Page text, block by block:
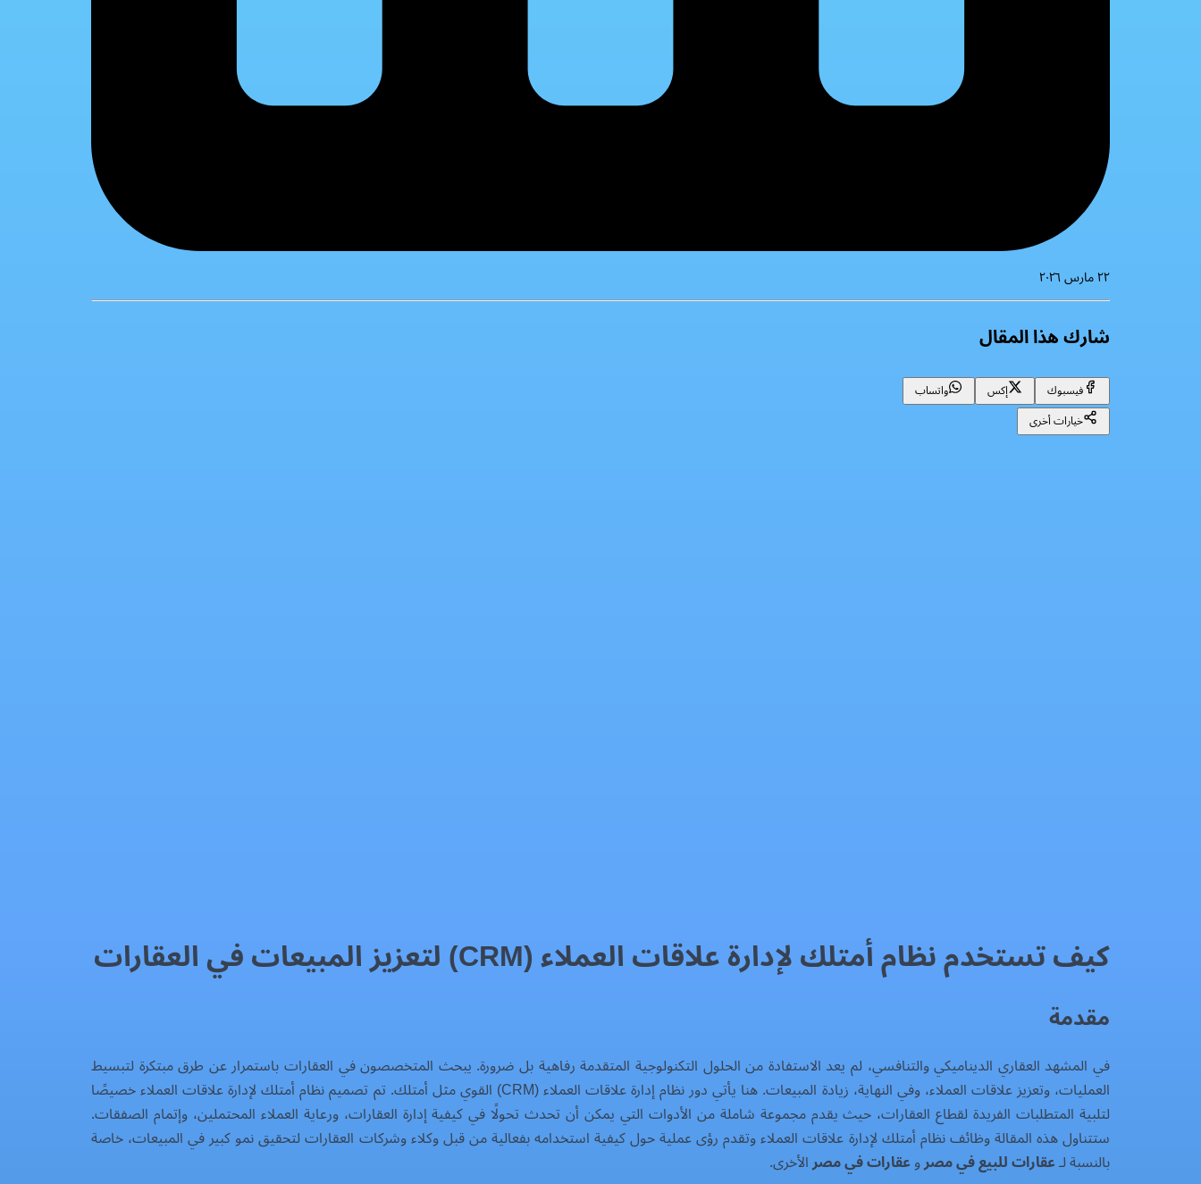
٢٢ مارس ٢٠٢٦
شارك هذا المقال
فيسبوك إكس
واتساب
خيارات أخرى
كيف تستخدم نظام أمتلك لإدارة علاقات العملاء (CRM) لتعزيز المبيعات في العقارات
مقدمة
في المشهد العقاري الديناميكي والتنافسي، لم يعد الاستفادة من الحلول التكنولوجية المتقدمة رفاهية بل ضرورة. يبحث المتخصصون في العقارات باستمرار عن طرق مبتكرة لتبسيط
العمليات، وتعزيز علاقات العملاء، وفي النهاية، زيادة المبيعات. هنا يأتي دور نظام إدارة علاقات العملاء (CRM) القوي مثل أمتلك. تم تصميم نظام أمتلك لإدارة علاقات العملاء خصيصًا
لتلبية المتطلبات الفريدة لقطاع العقارات، حيث يقدم مجموعة شاملة من الأدوات التي يمكن أن تحدث تحولًا في كيفية إدارة العقارات، ورعاية العملاء المحتملين، وإتمام الصفقات.
ستتناول هذه المقالة وظائف نظام أمتلك لإدارة علاقات العملاء وتقدم رؤى عملية حول كيفية استخدامه بفعالية من قبل وكلاء وشركات العقارات لتحقيق نمو كبير في المبيعات، خاصة
بالنسبة لـعقارات للبيع في مصروعقارات في مصرالأخرى.